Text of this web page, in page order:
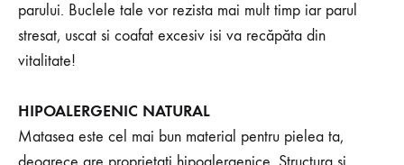
parului. Buclele tale vor rezista mai mult timp iar parul
stresat, uscat si coafat excesiv isi va recăpăta din
vitalitate!
HIPOALERGENIC NATURAL
Matasea este cel mai bun material pentru pielea ta,